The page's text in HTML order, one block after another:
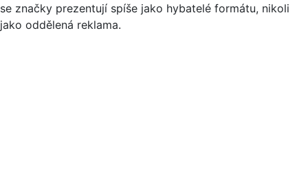
se značky prezentují spíše jako hybatelé formátu, nikoli
jako oddělená reklama.